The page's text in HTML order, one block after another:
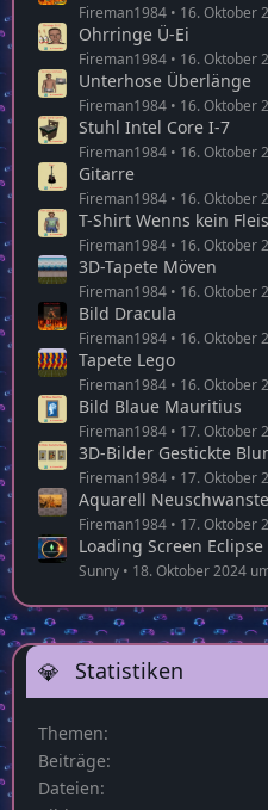
Fireman1984 16. Oktober
Ohrringe Ü-Ei
Fireman1984 16. Oktober
Unterhose Überlänge
Fireman1984 16. Oktober
Stuhl Intel Core I-7
Fireman1984 16. Oktober
Gitarre
Fireman1984 16. Oktober
T-Shirt Wenns kein
Fireman1984 16. Oktober
3D-Tapete Möven
Fireman1984 16. Oktober
Bild Dracula
Fireman1984 16. Oktober
Tapete Lego
Fireman1984 16. Oktober
Bild Blaue Mauritius
Fireman1984 17. Oktober
3D-Bilder Gestickte
Fireman1984 17. Oktober
Aquarell
Fireman1984 17. Oktober
Loading Screen Eclipse
Sunny 18. Oktober 2024
Statistiken
Themen
Beiträge
Dateien